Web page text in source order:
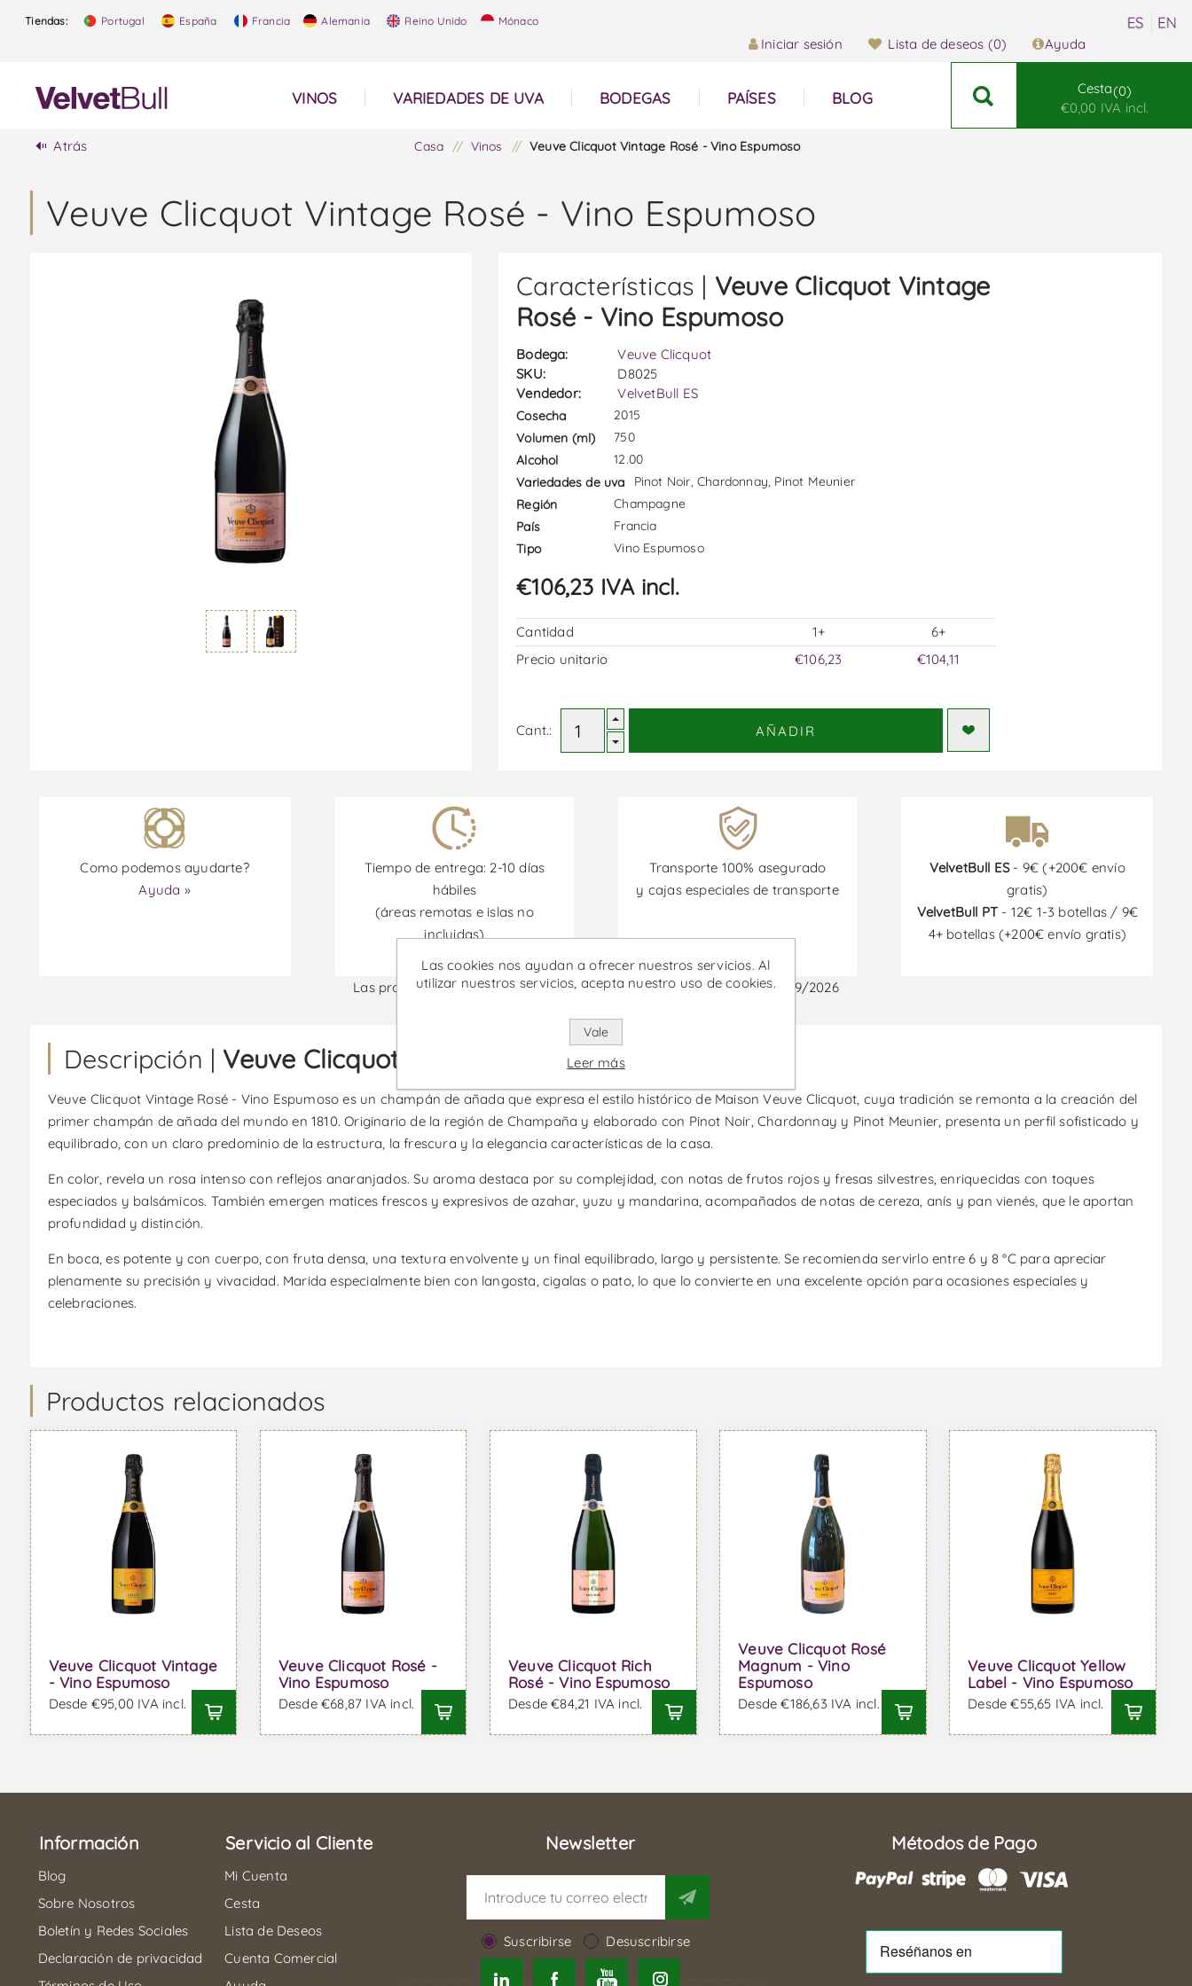
Tiendas: Portugal España Francia Alemania Reino Unido Mónaco
Iniciar sesión Lista de deseos (0) Ayuda
VINOS VARIEDADES DE UVA BODEGAS PAÍSES BLOG
Cesta 0
€0,00 IVA incl.
Atrás Casa / Vinos / Veuve Clicquot Vintage Rosé - Vino Espumoso
Veuve Clicquot Vintage Rosé - Vino Espumoso
Características | Veuve Clicquot Vintage
Rosé - Vino Espumoso
Bodega:
Veuve Clicquot
SKU:
D8025
Vendedor:
VelvetBull ES
Cosecha
2015
Volumen (ml)
750
Alcohol
12.00
Variedades de uva
Pinot Noir, Chardonnay, Pinot Meunier
Región
Champagne
País
Francia
Tipo
Vino Espumoso
€106,23 IVA incl.
Cantidad 1+
6+
Precio unitario
€106,23 €104,11
Cant.: AÑADIR
Como podemos ayudarte?
Ayuda »
Tiempo de entrega: 2-10 días
hábiles
(áreas remotas e islas no
incluidas)
Transporte 100% asegurado
y cajas especiales de transporte
VelvetBull ES- 9€ (+200€ envío
gratis)
VelvetBull PT - 12€ 1-3 botellas / 9€
4+ botellas (+200€ envío gratis)
Las promociones están disponibles desde el 30/06/2026 hasta el 30/09/2026
Descripción | Veuve Clicquot Vintage Rosé - Vino Espumoso
Veuve Clicquot Vintage Rosé - Vino Espumoso es un champán de añada que expresa el estilo histórico de Maison Veuve Clicquot, cuya tradición se remonta a la creación del
primer champán de añada del mundo en 1810. Originario de la región de Champaña y elaborado con Pinot Noir, Chardonnay y Pinot Meunier, presenta un perfil sofisticado y
equilibrado, con un claro predominio de la estructura, la frescura y la elegancia características de la casa.
En color, revela un rosa intenso con reflejos anaranjados. Su aroma destaca por su complejidad, con notas de frutos rojos y fresas silvestres, enriquecidas con toques
especiados y balsámicos. También emergen matices frescos y expresivos de azahar, yuzu y mandarina, acompañados de notas de cereza, anís y pan vienés, que le aportan
profundidad y distinción.
En boca, es potente y con cuerpo, con fruta densa, una textura envolvente y un final equilibrado, largo y persistente. Se recomienda servirlo entre 6 y 8 °C para apreciar
plenamente su precisión y vivacidad. Marida especialmente bien con langosta, cigalas o pato, lo que lo convierte en una excelente opción para ocasiones especiales y
celebraciones.
Productos relacionados
Veuve Clicquot Vintage
- Vino Espumoso
Desde €95,00 IVA incl.
Veuve Clicquot Rosé -
Vino Espumoso
Desde €68,87 IVA incl.
Veuve Clicquot Rich
Rosé - Vino Espumoso
Desde €84,21 IVA incl.
Veuve Clicquot Rosé
Magnum - Vino
Espumoso
Desde €186,63 IVA incl.
Veuve Clicquot Yellow
Label - Vino Espumoso
Desde €55,65 IVA incl.
Información
Blog
Sobre Nosotros
Boletín y Redes Sociales
Declaración de privacidad
Servicio al Cliente
Mi Cuenta
Cesta
Lista de Deseos
Cuenta Comercial
Newsletter
Suscribirse Desuscribirse
Métodos de Pago
Las cookies nos ayudan a ofrecer nuestros servicios. Al
utilizar nuestros servicios, acepta nuestro uso de cookies.
Vale
Leer más